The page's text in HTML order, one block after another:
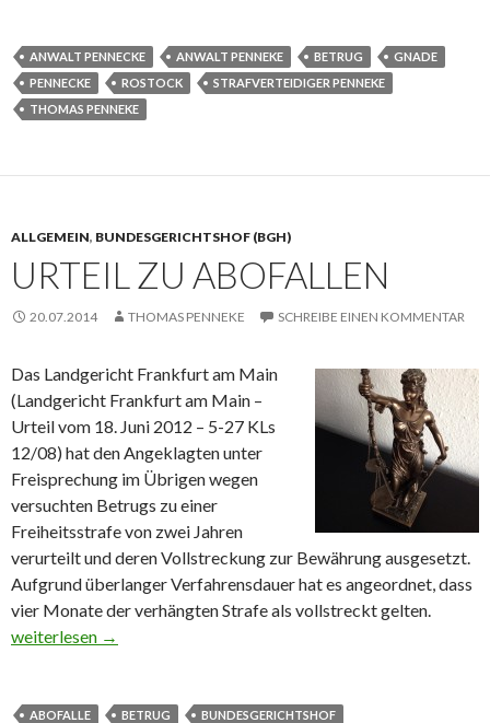
ANWALT PENNECKE ANWALT PENNEKE BETRUG
GNADE
PENNECKE
ROSTOCK
STRAFVERTEIDIGER PENNEKE
THOMAS PENNEKE
ALLGEMEIN, BUNDESGERICHTSHOF (BGH)
URTEIL ZU ABOFALLEN
20.07.2014 THOMAS PENNEKE SCHREIBE EINEN KOMMENTAR
Das Landgericht Frankfurt am Main
(Landgericht Frankfurt am Main –
Urteil vom 18. Juni 2012 – 5-27 KLs
12/08) hat den Angeklagten unter
Freisprechung im Übrigen wegen
versuchten Betrugs zu einer
Freiheitsstrafe von zwei Jahren
verurteilt und deren Vollstreckung zur Bewährung ausgesetzt.
Aufgrund überlanger Verfahrensdauer hat es angeordnet, dass
vier Monate der verhängten Strafe als vollstreckt gelten.
Urteil zu Abofallen
weiterlesen →
ABOFALLE BETRUG
BUNDESGERICHTSHOF